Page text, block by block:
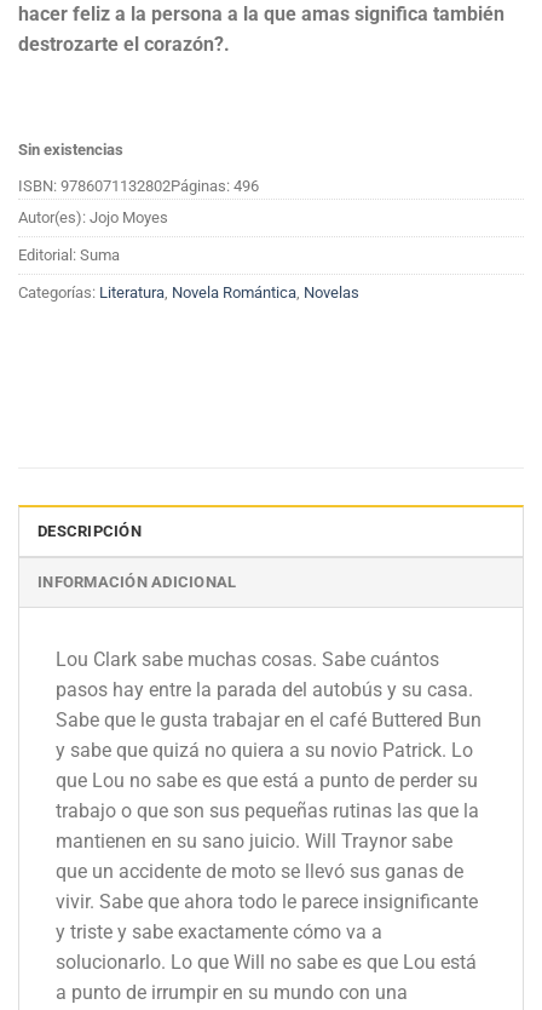
hacer feliz a la persona a la que amas significa también
destrozarte el corazón?.
Sin existencias
ISBN: 9786071132802Páginas: 496
Autor(es): Jojo Moyes
Editorial: Suma
Categorías: Literatura, Novela Romántica, Novelas
DESCRIPCIÓN
INFORMACIÓN ADICIONAL
Lou Clark sabe muchas cosas. Sabe cuántos
pasos hay entre la parada del autobús y su casa.
Sabe que le gusta trabajar en el café Buttered Bun
y sabe que quizá no quiera a su novio Patrick. Lo
que Lou no sabe es que está a punto de perder su
trabajo o que son sus pequeñas rutinas las que la
mantienen en su sano juicio. Will Traynor sabe
que un accidente de moto se llevó sus ganas de
vivir. Sabe que ahora todo le parece insignificante
y triste y sabe exactamente cómo va a
solucionarlo. Lo que Will no sabe es que Lou está
a punto de irrumpir en su mundo con una